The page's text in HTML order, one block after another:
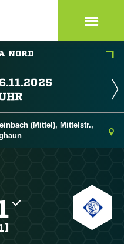
NORD
(Mittel), Mittelstr.,